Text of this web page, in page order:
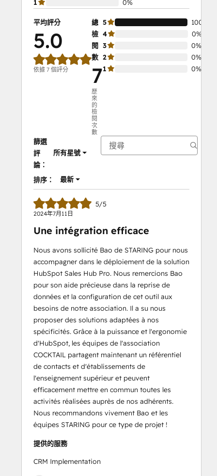
1 0%
平均評分
5.0
依據 7 個評分
總
檢
閱
數
7
歷
來
的
檢
閱
次
數
5
100%
4
0%
3
0%
2
0%
1
0%
篩選
評
論：
所有星號
排序： 最新
5/5
2024年7月11日
Une intégration efficace
Nous avons sollicité Bao de STARING pour nous
accompagner dans le déploiement de la solution
HubSpot Sales Hub Pro. Nous remercions Bao
pour son aide précieuse dans la reprise de
données et la configuration de cet outil aux
besoins de notre association. Il a su nous
proposer des solutions adaptées à nos
spécificités. Grâce à la puissance et l'ergonomie
d'HubSpot, les équipes de l'association
COCKTAIL partagent maintenant un référentiel
de contacts et d'établissements de
l'enseignement supérieur et peuvent
efficacement mettre en commun toutes les
activités réalisées auprès de nos adhérents.
Nous recommandons vivement Bao et les
équipes STARING pour ce type de projet !
提供的服務
CRM Implementation